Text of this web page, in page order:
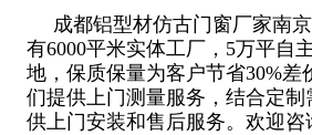
成都铝型材仿古门窗厂家南
有6000平米实体工厂，5万平自
地，保质保量为客户节省30%差
们提供上门测量服务，结合定制
供上门安装和售后服务。欢迎咨